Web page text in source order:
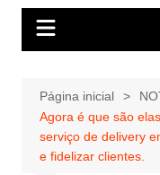
Página inicial
Agora é que são
serviço de delivery
e fidelizar clientes.